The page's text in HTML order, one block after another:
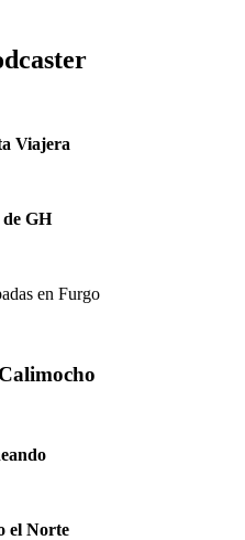
Viajera
GH
en Furgo
el Norte